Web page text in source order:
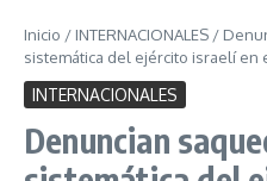
Inicio / INTERNACIONALES /
sistemática del ejército israelí en
INTERNACIONALES
Denuncian